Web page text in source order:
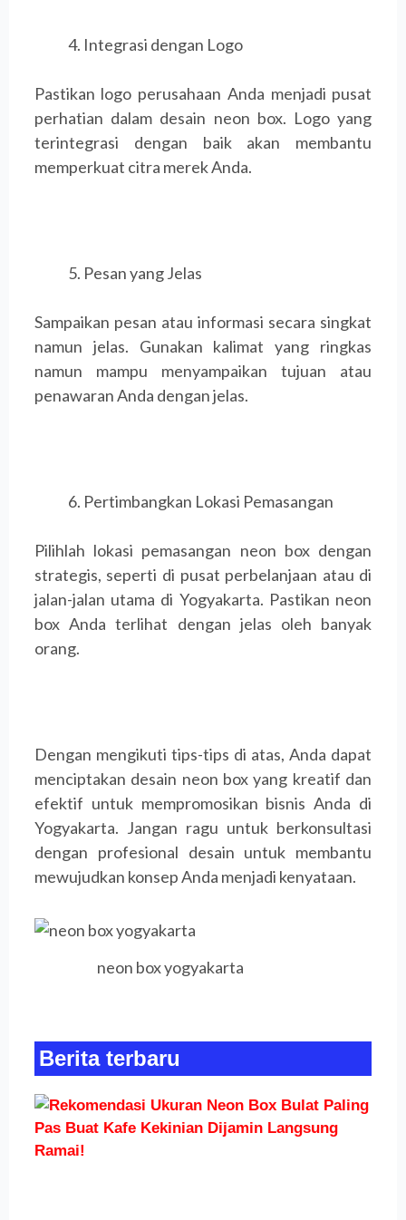
Integrasi dengan Logo
Pastikan logo perusahaan Anda menjadi pusat
perhatian dalam desain neon box. Logo yang
terintegrasi dengan baik akan membantu
memperkuat citra merek Anda.
Pesan yang Jelas
Sampaikan pesan atau informasi secara singkat
namun jelas. Gunakan kalimat yang ringkas
namun mampu menyampaikan tujuan atau
penawaran Anda dengan jelas.
Pertimbangkan Lokasi Pemasangan
Pilihlah lokasi pemasangan neon box dengan
strategis, seperti di pusat perbelanjaan atau di
jalan-jalan utama di Yogyakarta. Pastikan neon
box Anda terlihat dengan jelas oleh banyak
orang.
Dengan mengikuti tips-tips di atas, Anda dapat
menciptakan desain neon box yang kreatif dan
efektif untuk mempromosikan bisnis Anda di
Yogyakarta. Jangan ragu untuk berkonsultasi
dengan profesional desain untuk membantu
mewujudkan konsep Anda menjadi kenyataan.
neon box yogyakarta
Berita terbaru